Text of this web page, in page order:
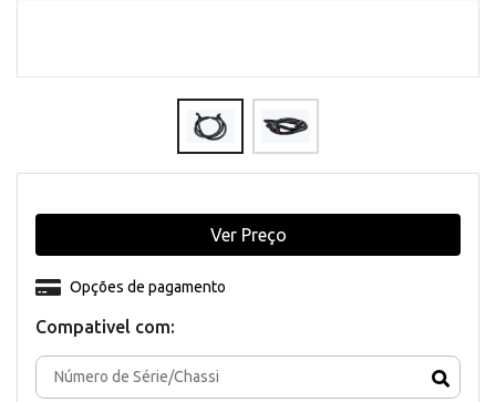
Compativel com:
Opções de pagamento
Ver Preço